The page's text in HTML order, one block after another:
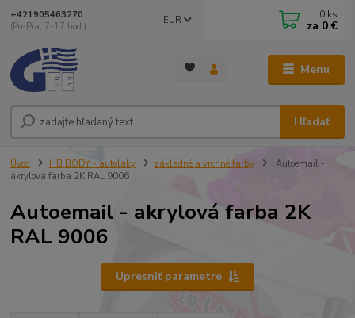
Menu
EUR
Hľadať
+421905463270
(Po-Pia, 7-17 hod.)
0 ks
za 0 €
Úvod HB BODY - autolaky základné a vrchné farby
Autoemail -
akrylová farba 2K RAL 9006
Autoemail - akrylová farba 2K
RAL 9006
Upresniť parametre